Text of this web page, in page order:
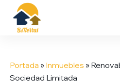
contenido
Portada » Inmuebles »
Sociedad Limitada